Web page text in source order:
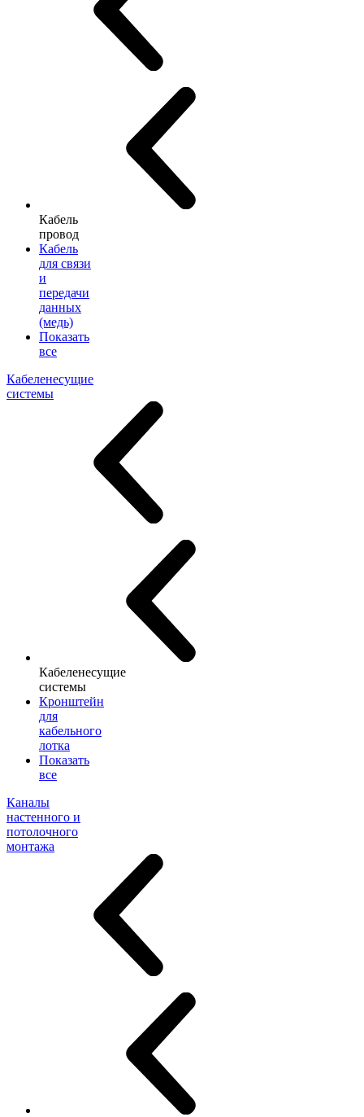
Кабель
провод
Кабель
для связи
и
передачи
данных
(медь)
Показать
все
Кабеленесущие
системы
Кабеленесущие
системы
Кронштейн
для
кабельного
лотка
Показать
все
Каналы
настенного и
потолочного
монтажа